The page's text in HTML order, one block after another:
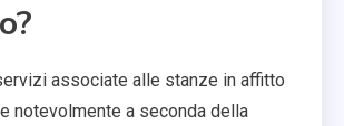
associate alle stanze in affitto
notevolmente a seconda della